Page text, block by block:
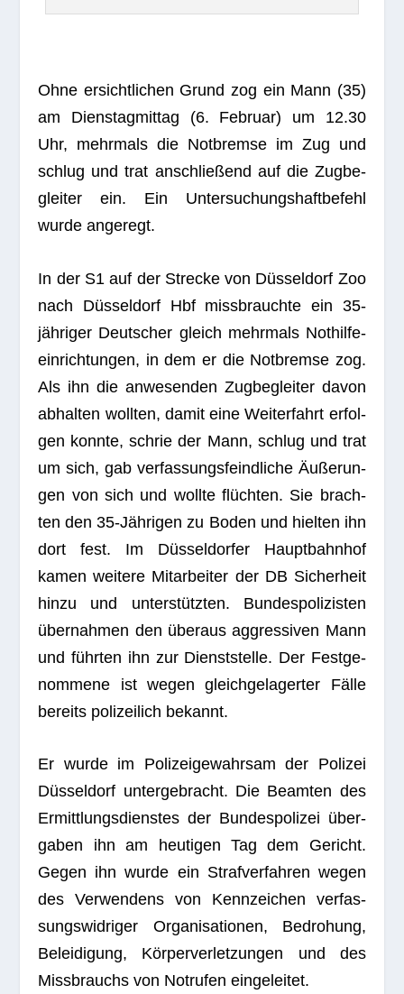
Ohne ersicht­li­chen Grund zog ein Mann (35)
am Diens­tag­mit­tag (6. Februar) um 12.30
Uhr, mehr­mals die Not­bremse im Zug und
schlug und trat anschlie­ßend auf die Zug­be­
glei­ter ein. Ein Unter­su­chungs­haft­be­fehl
wurde angeregt.
In der S1 auf der Stre­cke von Düs­sel­dorf Zoo
nach Düs­sel­dorf Hbf miss­brauchte ein 35-
jäh­ri­ger Deut­scher gleich mehr­mals Not­hil­fe­
ein­rich­tun­gen, in dem er die Not­bremse zog.
Als ihn die anwe­sen­den Zug­be­glei­ter davon
abhal­ten woll­ten, damit eine Wei­ter­fahrt erfol­
gen konnte, schrie der Mann, schlug und trat
um sich, gab ver­fas­sungs­feind­li­che Äuße­run­
gen von sich und wollte flüch­ten. Sie brach­
ten den 35-Jäh­ri­gen zu Boden und hiel­ten ihn
dort fest. Im Düs­sel­dor­fer Haupt­bahn­hof
kamen wei­tere Mit­ar­bei­ter der DB Sicher­heit
hinzu und unter­stütz­ten. Bun­des­po­li­zis­ten
über­nah­men den über­aus aggres­si­ven Mann
und führ­ten ihn zur Dienst­stelle. Der Fest­ge­
nom­mene ist wegen gleich­ge­la­ger­ter Fälle
bereits poli­zei­lich bekannt.
Er wurde im Poli­zei­ge­wahr­sam der Poli­zei
Düs­sel­dorf unter­ge­bracht. Die Beam­ten des
Ermitt­lungs­diens­tes der Bun­des­po­li­zei über­
ga­ben ihn am heu­ti­gen Tag dem Gericht.
Gegen ihn wurde ein Straf­ver­fah­ren wegen
des Ver­wen­dens von Kenn­zei­chen ver­fas­
sungs­wid­ri­ger Orga­ni­sa­tio­nen, Bedro­hung,
Belei­di­gung, Kör­per­ver­let­zun­gen und des
Miss­brauchs von Not­ru­fen eingeleitet.